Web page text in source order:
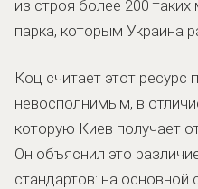
из строя более 200
парка, которым Украина
Коц считает этот ресурс
невосполнимым, в
которую Киев получает
Он объяснил это
стандартов: на основной